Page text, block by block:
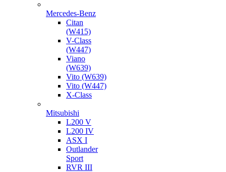
Mercedes-Benz
Citan
(W415)
V-Class
(W447)
Viano
(W639)
Vito (W639)
Vito (W447)
X-Class
Mitsubishi
L200 V
L200 IV
ASX I
Outlander
Sport
RVR III